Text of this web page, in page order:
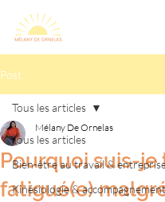
Post
Tous les articles
Bien-être au travail &
Kinésiologie & accompagnement
Tous les articles
Pourquoi suis-
fatigué(e)
Mélany De Ornelas